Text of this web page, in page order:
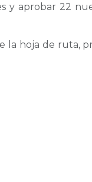
aprobar 22
hoja de ruta,